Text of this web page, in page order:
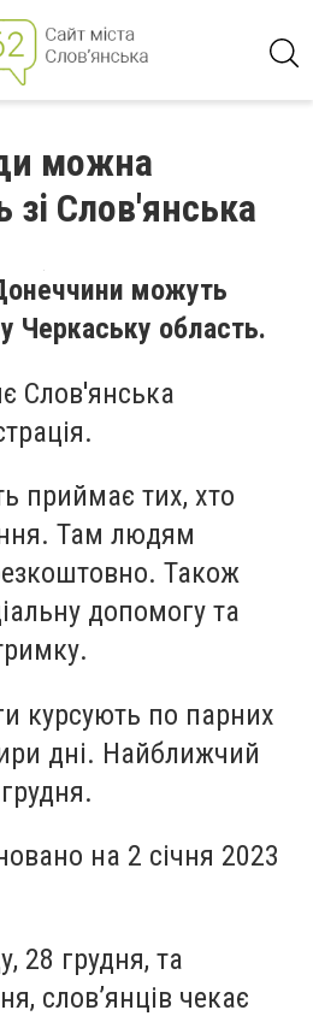
можна
зі Слов'янська
можуть
Черкаську область.
Слов'янська
приймає тих, хто
Там людям
Також
допомогу та
курсують по парних
дні. Найближчий
на 2 січня 2023
28 грудня, та
слов’янців чекає